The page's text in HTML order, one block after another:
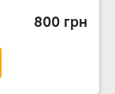
800 грн